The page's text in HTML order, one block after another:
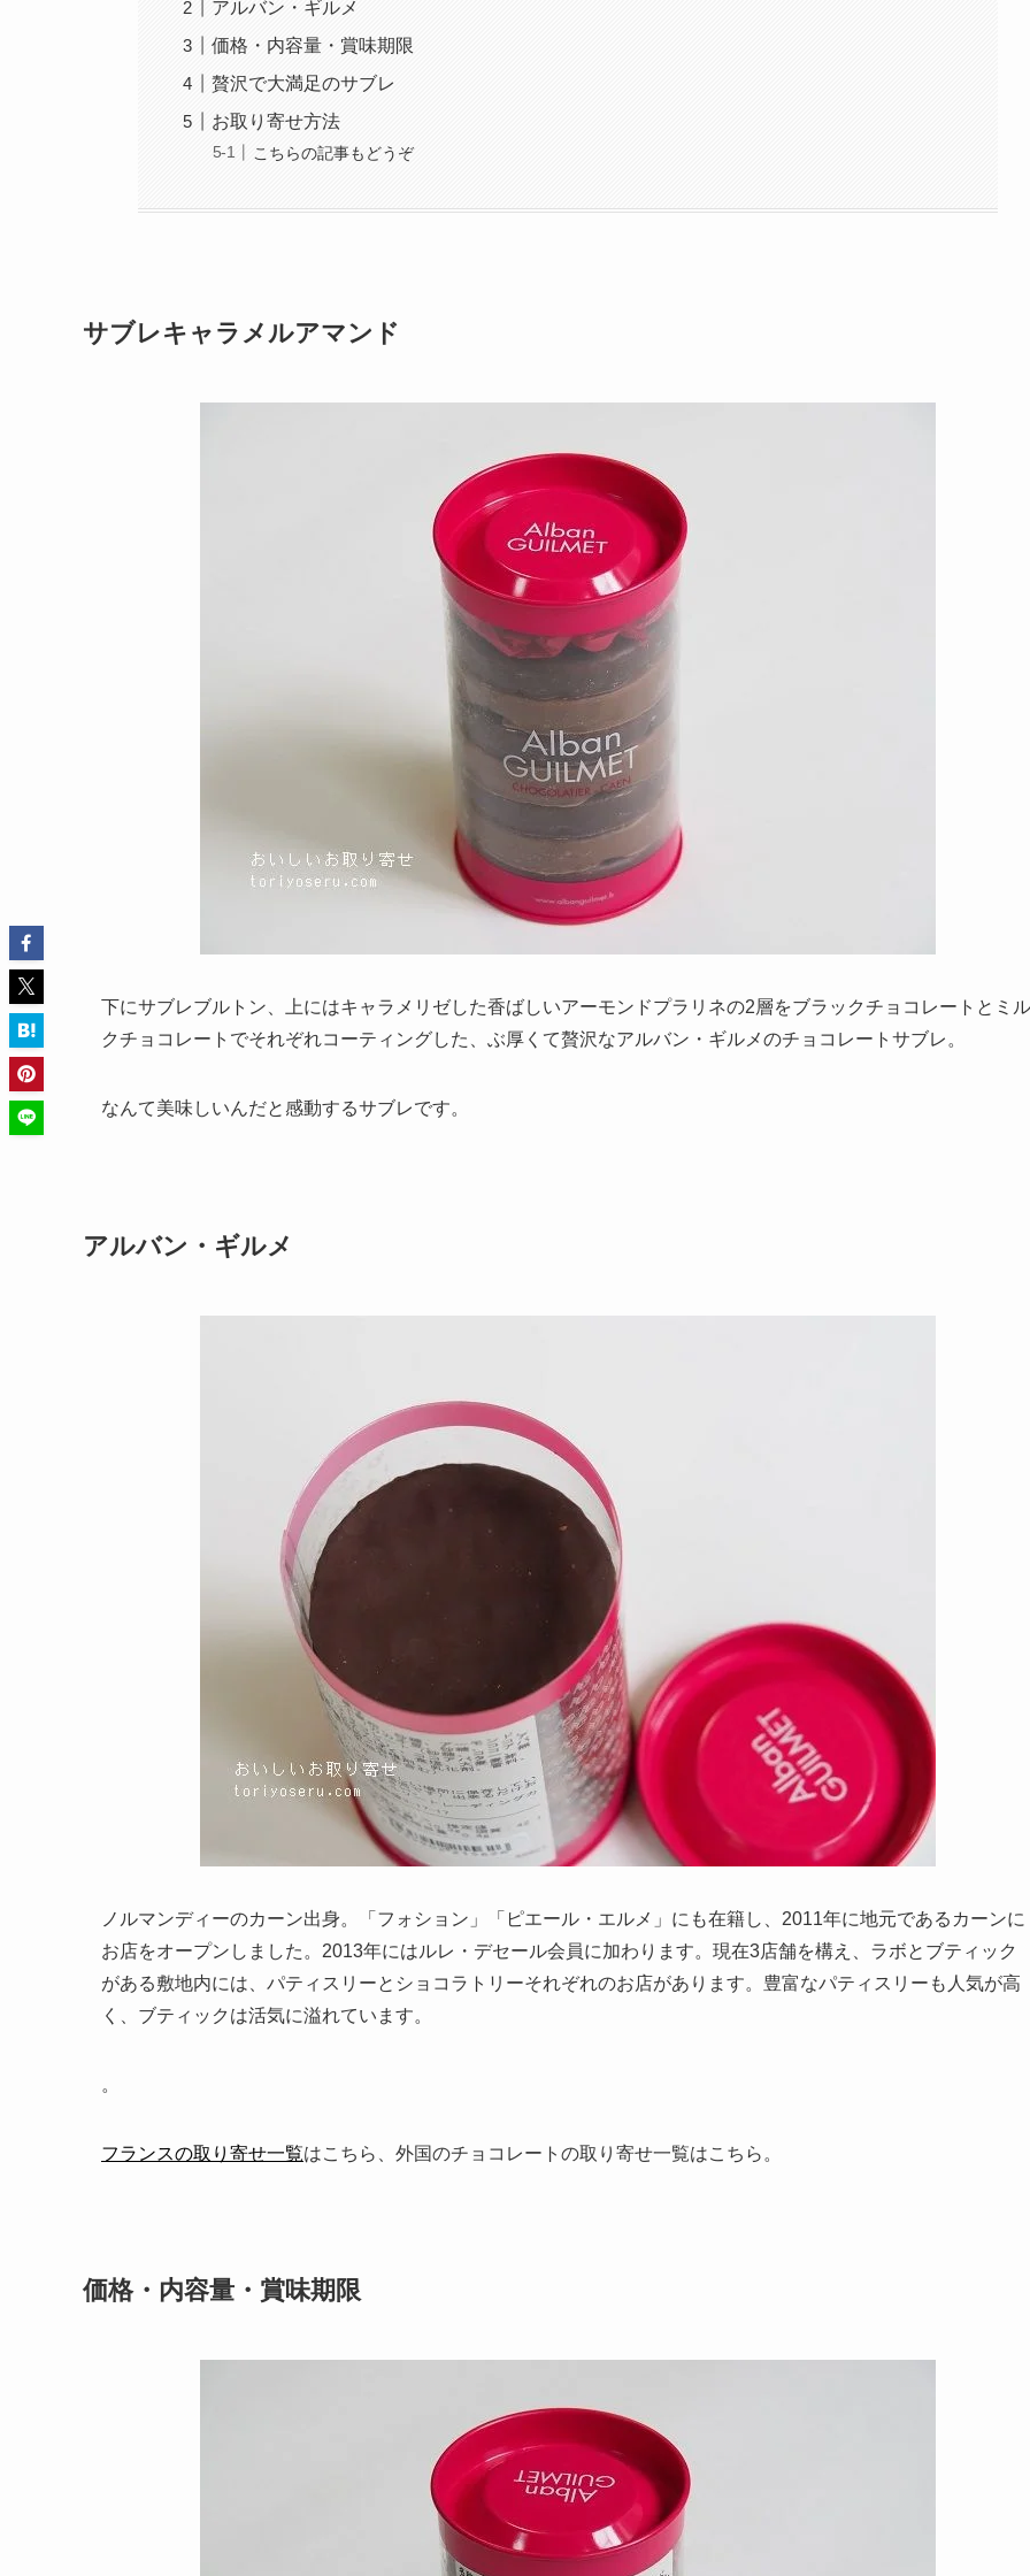
アルバン・ギルメ
価格・内容量・賞味期限
贅沢で大満足のサブレ
お取り寄せ方法
こちらの記事もどうぞ
サブレキャラメルアマンド
下にサブレブルトン、上にはキャラメリゼした香ばしいアーモンドプラリネの2層をブラックチョコレートとミル
クチョコレートでそれぞれコーティングした、ぶ厚くて贅沢なアルバン・ギルメのチョコレートサブレ。
なんて美味しいんだと感動するサブレです。
アルバン・ギルメ
ノルマンディーのカーン出身。「フォション」「ピエール・エルメ」にも在籍し、2011年に地元であるカーンに
お店をオープンしました。2013年にはルレ・デセール会員に加わります。現在3店舗を構え、ラボとブティック
がある敷地内には、パティスリーとショコラトリーそれぞれのお店があります。豊富なパティスリーも人気が高
く、ブティックは活気に溢れています。
。
フランスの取り寄せ一覧はこちら、外国のチョコレートの取り寄せ一覧はこちら。
価格・内容量・賞味期限